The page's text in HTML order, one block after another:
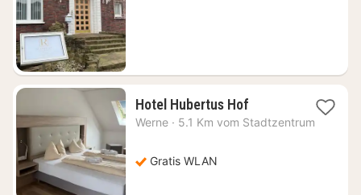
Hotel Hubertus Hof1
Nacht
Werne · 5.1 Km vom Stadtzentrum
Gratis WLAN